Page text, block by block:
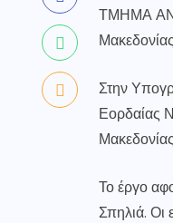
ΤΜΗΜΑ
Στην
Εορδαίας
Το έργο
Σπηλιά. Οι